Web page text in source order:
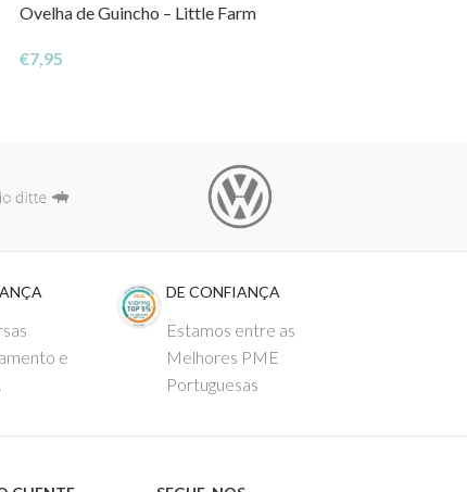
Ovelha de Guincho – Little Farm
€7,95
e
DE CONFIANÇA
Estamos entre as
Melhores PME
Portuguesas